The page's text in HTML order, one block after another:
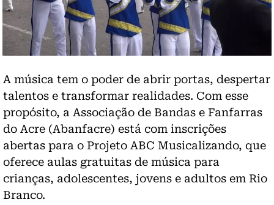
A música tem o poder de abrir portas, despertar
talentos e transformar realidades. Com esse
propósito, a Associação de Bandas e Fanfarras
do Acre (Abanfacre) está com inscrições
abertas para o Projeto ABC Musicalizando, que
oferece aulas gratuitas de música para
crianças, adolescentes, jovens e adultos em Rio
Branco.